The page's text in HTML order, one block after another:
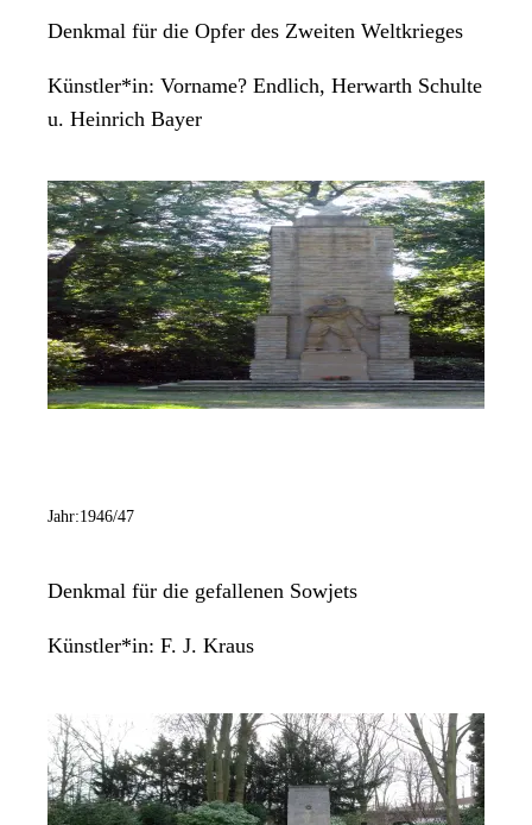
Denkmal für die Opfer des Zweiten Weltkrieges
Künstler*in: Vorname? Endlich, Herwarth Schulte
u. Heinrich Bayer
Jahr:1946/47
Denkmal für die gefallenen Sowjets
Künstler*in: F. J. Kraus